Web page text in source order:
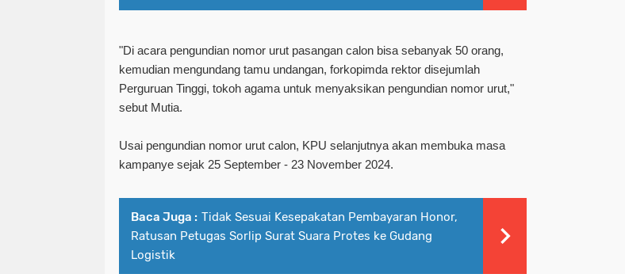
"Di acara pengundian nomor urut pasangan calon bisa sebanyak 50 orang,
kemudian mengundang tamu undangan, forkopimda rektor disejumlah
Perguruan Tinggi, tokoh agama untuk menyaksikan pengundian nomor urut,"
sebut Mutia.
Usai pengundian nomor urut calon, KPU selanjutnya akan membuka masa
kampanye sejak 25 September - 23 November 2024.
Baca Juga : Tidak Sesuai Kesepakatan Pembayaran Honor,
Ratusan Petugas Sorlip Surat Suara Protes ke Gudang
Logistik